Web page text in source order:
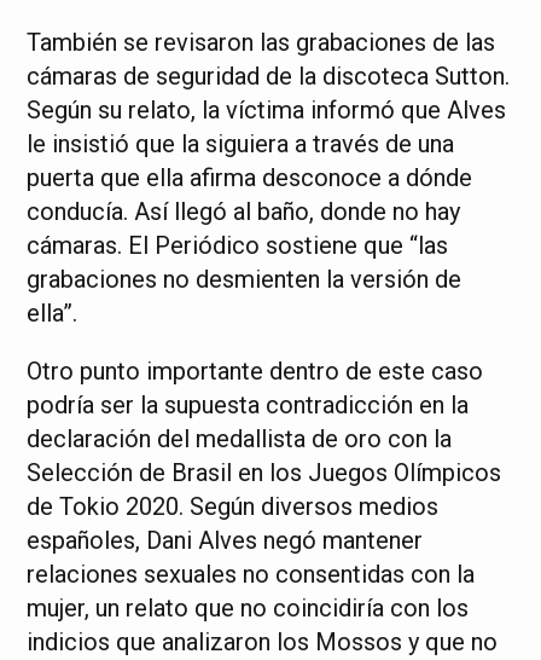
También se revisaron las grabaciones de las
cámaras de seguridad de la discoteca Sutton.
Según su relato, la víctima informó que Alves
le insistió que la siguiera a través de una
puerta que ella afirma desconoce a dónde
conducía. Así llegó al baño, donde no hay
cámaras. El Periódico sostiene que “las
grabaciones no desmienten la versión de
ella”.
Otro punto importante dentro de este caso
podría ser la supuesta contradicción en la
declaración del medallista de oro con la
Selección de Brasil en los Juegos Olímpicos
de Tokio 2020. Según diversos medios
españoles, Dani Alves negó mantener
relaciones sexuales no consentidas con la
mujer, un relato que no coincidiría con los
indicios que analizaron los Mossos y que no